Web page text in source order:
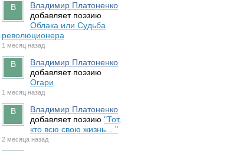
Владимир Платоненко
добавляет поэзию
Облака или Судьба
революционера
1 месяц назад
Владимир Платоненко
добавляет поэзию
Огари
1 месяц назад
Владимир Платоненко
добавляет поэзию "Тот,
кто всю свою жизнь... "
2 месяца назад